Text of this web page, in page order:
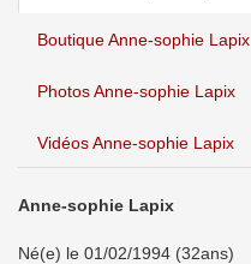
Boutique Anne-sophie Lapix
Photos Anne-sophie Lapix
Vidéos Anne-sophie Lapix
Anne-sophie Lapix
Né(e) le 01/02/1994 (32ans)